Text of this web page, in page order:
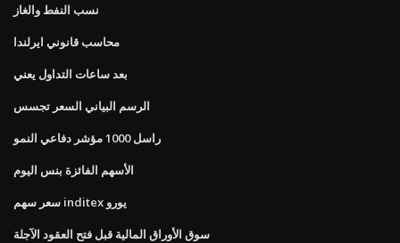
نسب النفط والغاز
محاسب قانوني ايرلندا
بعد ساعات التداول يعني
الرسم البياني السعر تجسس
راسل 1000 مؤشر دفاعي النمو
الأسهم الفائزة بنس اليوم
سعر سهم inditex يورو
سوق الأوراق المالية قبل فتح العقود الآجلة